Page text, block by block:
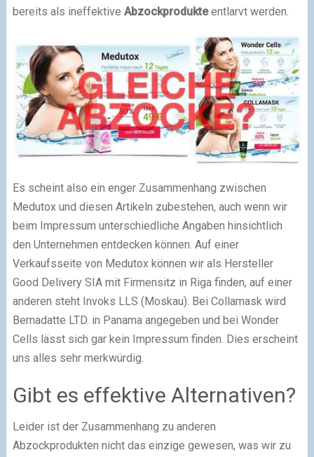
bereits als ineffektive Abzockprodukteentlarvt werden.
Es scheint also ein enger Zusammenhang zwischen
Medutox und diesen Artikeln zubestehen, auch wenn wir
beim Impressum unterschiedliche Angaben hinsichtlich
den Unternehmen entdecken können. Auf einer
Verkaufsseite von Medutox können wir als Hersteller
Good Delivery SIA mit Firmensitz in Riga finden, auf einer
anderen steht Invoks LLS (Moskau). Bei Collamask wird
Bernadatte LTD. in Panama angegeben und bei Wonder
Cells lässt sich gar kein Impressum finden. Dies erscheint
uns alles sehr merkwürdig.
Gibt es effektive Alternativen?
Leider ist der Zusammenhang zu anderen
Abzockprodukten nicht das einzige gewesen, was wir zu